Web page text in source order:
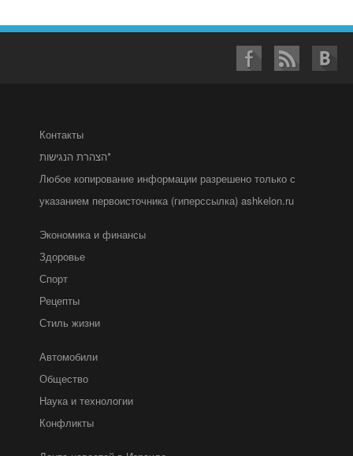
Контакты
הצהרת הנגישות*
Любое копирование информации разрешено только с
указанием первоисточника (гиперссылка) ashkelon.ru
Экономика и финансы
Здоровье
Спорт
Рецепты
Стиль жизни
Автомобили
Общество
Наука и технологии
Конфликты